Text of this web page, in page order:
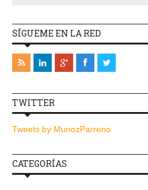
SÍGUEME EN LA RED
TWITTER
Tweets by MunozParreno
CATEGORÍAS